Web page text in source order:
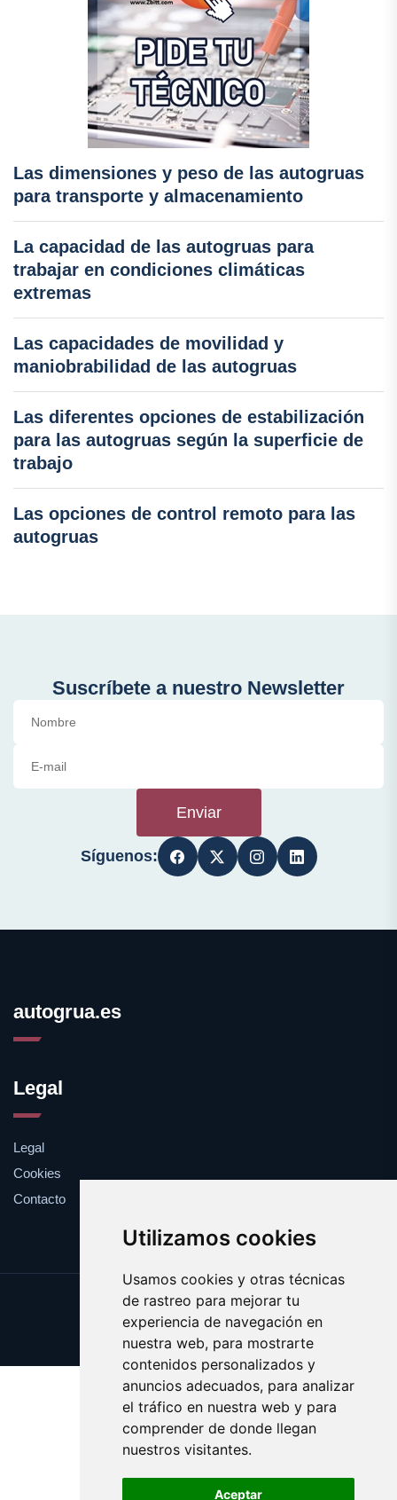
Utilizamos cookies
Usamos cookies y otras técnicas
de rastreo para mejorar tu
experiencia de navegación en
nuestra web, para mostrarte
contenidos personalizados y
anuncios adecuados, para analizar
el tráfico en nuestra web y para
comprender de donde llegan
nuestros visitantes.
Aceptar
Las dimensiones y peso de las autogruas
para transporte y almacenamiento
La capacidad de las autogruas para
trabajar en condiciones climáticas
extremas
Las capacidades de movilidad y
maniobrabilidad de las autogruas
Las diferentes opciones de estabilización
para las autogruas según la superficie de
trabajo
Las opciones de control remoto para las
autogruas
Suscríbete a nuestro Newsletter
Enviar
Síguenos:
autogrua.es
Legal
Legal
Cookies
Contacto
Update cookies preferences
Copyright © 2025 autogrua.es